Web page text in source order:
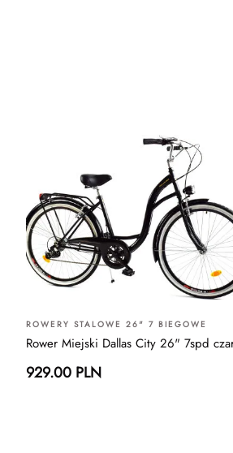
ROWERY STALOWE 26" 7 BIEGOWE
Rower Miejski Dallas City 26" 7spd
929.00 PLN